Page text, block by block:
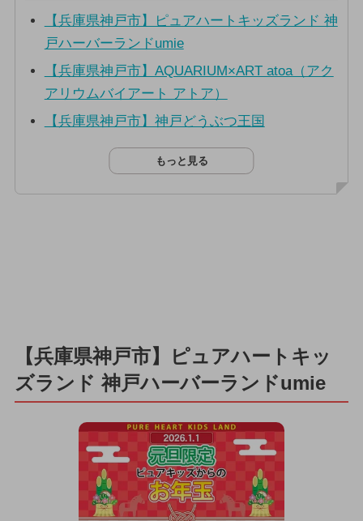
【兵庫県神戸市】ピュアハートキッズランド 神
戸ハーバーランドumie
【兵庫県神戸市】AQUARIUM×ART atoa（アク
アリウムバイアート アトア）
【兵庫県神戸市】神戸どうぶつ王国
もっと見る
【兵庫県神戸市】ピュアハートキッ
ズランド 神戸ハーバーランドumie